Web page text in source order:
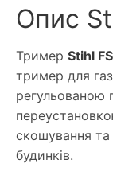
Опис
Тример Stihl
тример для
регульованою
скошування та
будинків.